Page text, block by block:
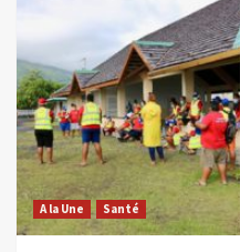
A la Une Santé